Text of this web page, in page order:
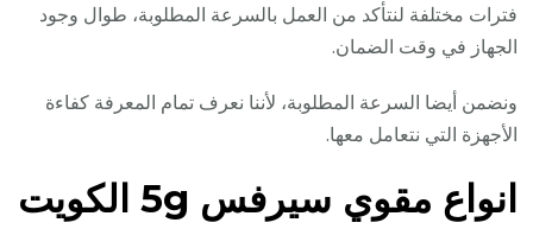
فترات مختلفة لنتأكد من العمل بالسرعة المطلوبة، طوال وجود
الجهاز في وقت الضمان.
ونضمن أيضا السرعة المطلوبة، لأننا نعرف تمام المعرفة كفاءة
الأجهزة التي نتعامل معها.
انواع مقوي سيرفس 5g الكويت